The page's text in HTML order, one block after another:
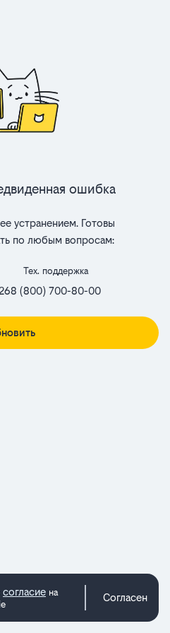
ошибка
устранением. Готовы
по любым вопросам:
Тех. поддержка
8 (800) 700-80-00
согласие на
Согласен